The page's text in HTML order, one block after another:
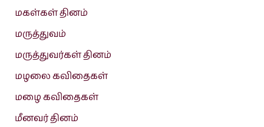
மகள்கள் தினம்
மருத்துவம்
மருத்துவர்கள் தினம்
மழலை கவிதைகள்
மழை கவிதைகள்
மீனவர் தினம்